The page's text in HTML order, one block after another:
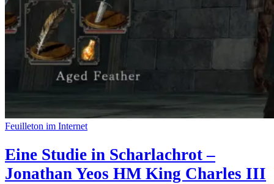
Feuilleton im Internet
Eine Studie in Scharlachrot –
Jonathan Yeos HM King Charles III